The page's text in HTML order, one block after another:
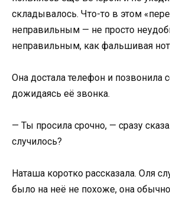
складывалось. Что-то в этом
неправильным — не просто
неправильным, как фальшивая
Она достала телефон и позвонила
дожидаясь её звонка.
— Ты просила срочно, — сразу
случилось?
Наташа коротко рассказала. Оля
было на неё не похоже, она